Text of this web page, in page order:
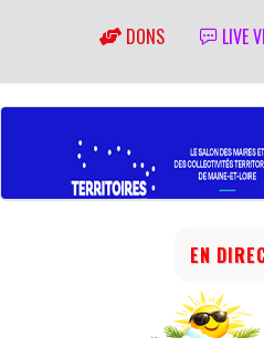
DONS LIVE
EN